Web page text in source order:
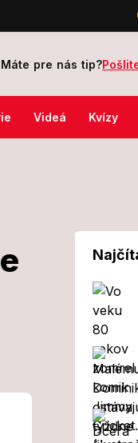
utrpel pri práci s lisom
Máte pre nás tip?
Videá Kvízy